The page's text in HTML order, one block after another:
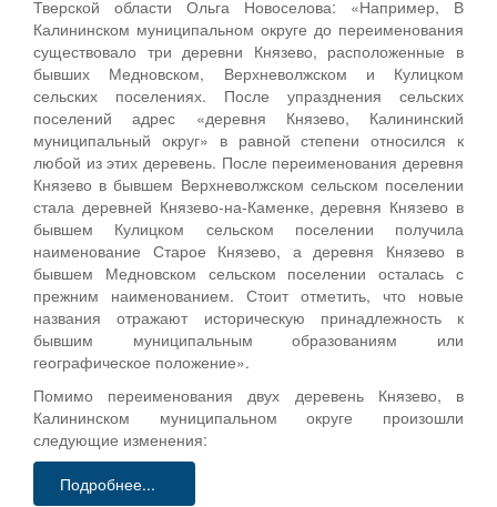
Тверской области Ольга Новоселова: «Например, В
Калининском муниципальном округе до переименования
существовало три деревни Князево, расположенные в
бывших Медновском, Верхневолжском и Кулицком
сельских поселениях. После упразднения сельских
поселений адрес «деревня Князево, Калининский
муниципальный округ» в равной степени относился к
любой из этих деревень. После переименования деревня
Князево в бывшем Верхневолжском сельском поселении
стала деревней Князево-на-Каменке, деревня Князево в
бывшем Кулицком сельском поселении получила
наименование Старое Князево, а деревня Князево в
бывшем Медновском сельском поселении осталась с
прежним наименованием. Стоит отметить, что новые
названия отражают историческую принадлежность к
бывшим муниципальным образованиям или
географическое положение».
Помимо переименования двух деревень Князево, в
Калининском муниципальном округе произошли
следующие изменения:
Подробнее...